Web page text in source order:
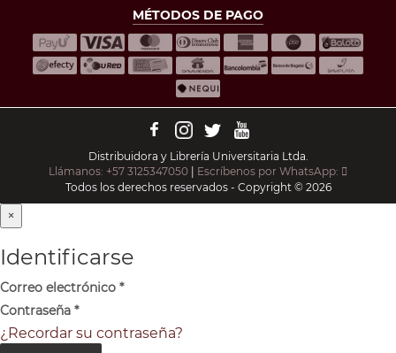
MÉTODOS DE PAGO
Distribuidora y Librería Universitaria Ltda.
Llámanos: +57 3125347050
Escríbenos por WhatsApp:
Todos los derechos reservados - Copyright © 2026
×
Identificarse
Correo electrónico *
Contraseña *
¿Recordar su contraseña?